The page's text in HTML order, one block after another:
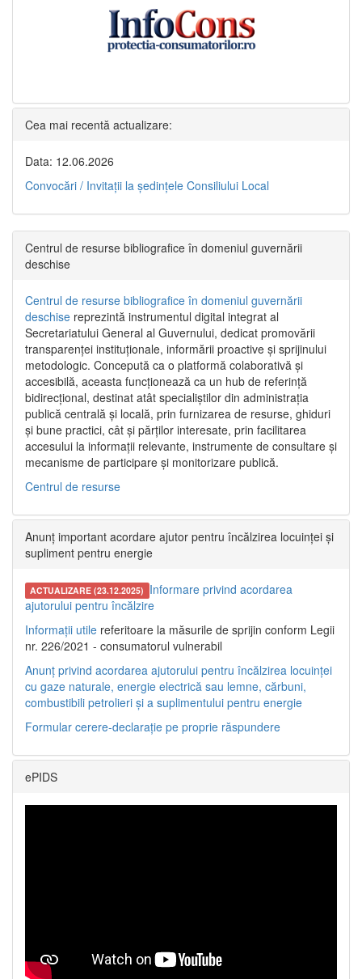
Cea mai recentă actualizare:
Data: 12.06.2026
Convocări / Invitaţii la şedinţele Consiliului Local
Centrul de resurse bibliografice în domeniul guvernării
deschise
Centrul de resurse bibliografice în domeniul guvernării
deschise reprezintă instrumentul digital integrat al
Secretariatului General al Guvernului, dedicat promovării
transparenței instituționale, informării proactive și sprijinului
metodologic. Concepută ca o platformă colaborativă și
accesibilă, aceasta funcționează ca un hub de referință
bidirecțional, destinat atât specialiștilor din administrația
publică centrală și locală, prin furnizarea de resurse, ghiduri
și bune practici, cât și părților interesate, prin facilitarea
accesului la informații relevante, instrumente de consultare și
mecanisme de participare și monitorizare publică.
Centrul de resurse
Anunț important acordare ajutor pentru încălzirea locuinței și
supliment pentru energie
ACTUALIZARE (23.12.2025) Informare privind acordarea
ajutorului pentru încălzire
Informații utile referitoare la măsurile de sprijin conform Legii
nr. 226/2021 - consumatorul vulnerabil
Anunț privind acordarea ajutorului pentru încălzirea locuinței
cu gaze naturale, energie electrică sau lemne, cărbuni,
combustibili petrolieri și a suplimentului pentru energie
Formular cerere-declarație pe proprie răspundere
ePIDS